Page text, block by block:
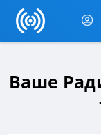
Ваше